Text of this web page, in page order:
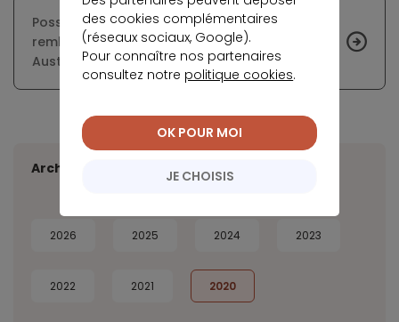
Possibilité d’extension du différé de
remboursement des prêts bancaires pour les
Australiens
Archives
2026 2025 2024 2023
2022 2021 2020
des cookies complémentaires
(réseaux sociaux, Google).
Pour connaître nos partenaires
consultez notre politique cookies.
JE CHOISIS
OK POUR MOI